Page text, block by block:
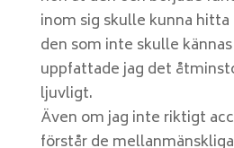
inom sig skulle kunna
den som inte skulle
uppfattade jag det
ljuvligt.
Även om jag inte riktigt
förstår de